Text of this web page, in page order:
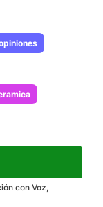
con Voz,